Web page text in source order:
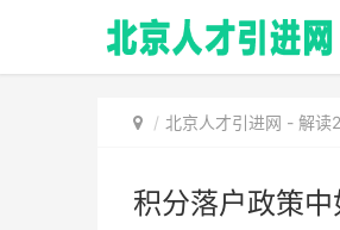
北京人才引进网 - 解读
积分落户政策中